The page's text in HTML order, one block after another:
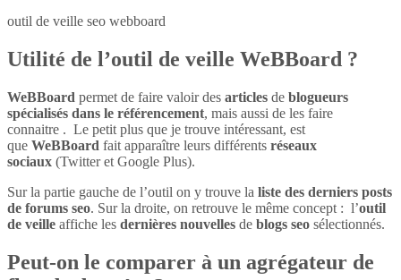
outil de veille seo webboard
Utilité de l’outil de veille WeBBoard ?
WeBBoard permet de faire valoir des articles de blogueurs
spécialisés dans le référencement, mais aussi de les faire
connaitre . Le petit plus que je trouve intéressant, est
que WeBBoard fait apparaître leurs différents réseaux
sociaux (Twitter et Google Plus).
Sur la partie gauche de l’outil on y trouve la liste des derniers posts
de forums seo. Sur la droite, on retrouve le même concept : l’outil
de veille affiche les dernières nouvelles de blogs seo sélectionnés.
Peut-on le comparer à un agrégateur de